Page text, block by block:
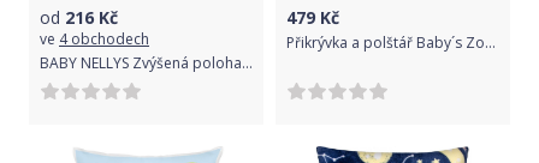
od 216 Kč
ve 4 obchodech
BABY NELLYS Zvýšená poloha/klín - smetanový
479 Kč
Přikrývka a polštář Baby´s Zone Otonio-Comfort